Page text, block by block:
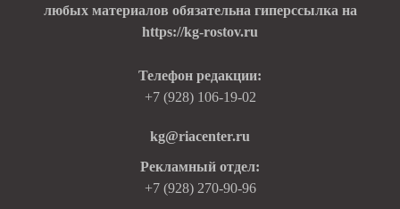
любых материалов обязательна гиперссылка на
https://kg-rostov.ru
Телефон редакции:
+7 (928) 106-19-02
kg@riacenter.ru
Рекламный отдел:
+7 (928) 270-90-96